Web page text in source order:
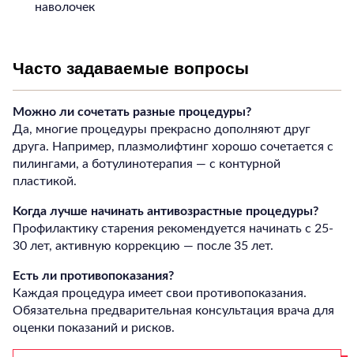
наволочек
Часто задаваемые вопросы
Можно ли сочетать разные процедуры?
Да, многие процедуры прекрасно дополняют друг
друга. Например, плазмолифтинг хорошо сочетается с
пилингами, а ботулинотерапия — с контурной
пластикой.
Когда лучше начинать антивозрастные процедуры?
Профилактику старения рекомендуется начинать с 25-
30 лет, активную коррекцию — после 35 лет.
Есть ли противопоказания?
Каждая процедура имеет свои противопоказания.
Обязательна предварительная консультация врача для
оценки показаний и рисков.